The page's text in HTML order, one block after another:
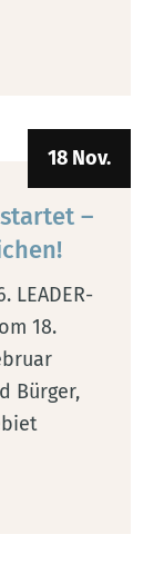
18 Nov.
–
LEADER-
18.
Bürger,